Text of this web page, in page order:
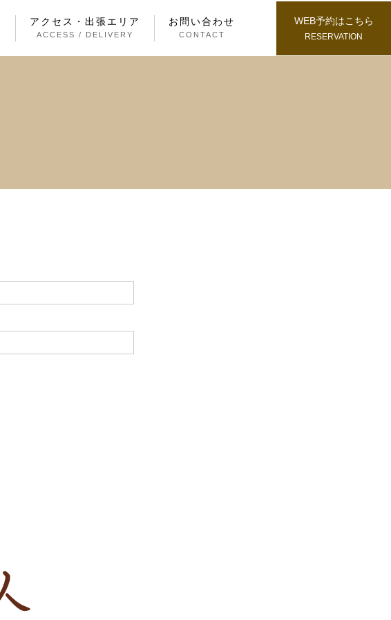
アクセス・出張エリア
ACCESS / DELIVERY
お問い合わせ
CONTACT
WEB予約はこちら
RESERVATION